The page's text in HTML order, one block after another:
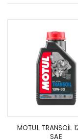
MOTUL TRANSOİL
SAE